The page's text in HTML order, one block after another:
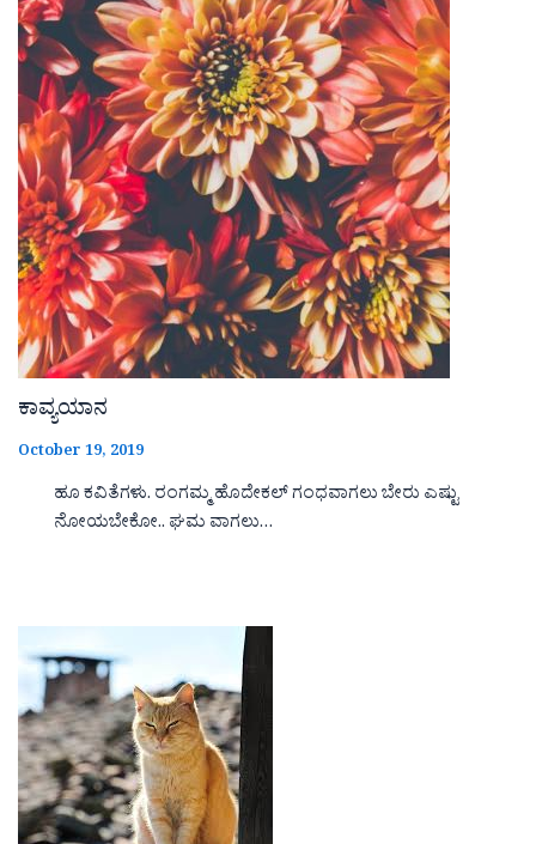
ಕಾವ್ಯಯಾನ
October 19, 2019
ಹೂ ಕವಿತೆಗಳು. ರಂಗಮ್ಮ ಹೊದೇಕಲ್ ಗಂಧವಾಗಲು ಬೇರು ಎಷ್ಟು
ನೋಯಬೇಕೋ.. ಘಮ ವಾಗಲು…